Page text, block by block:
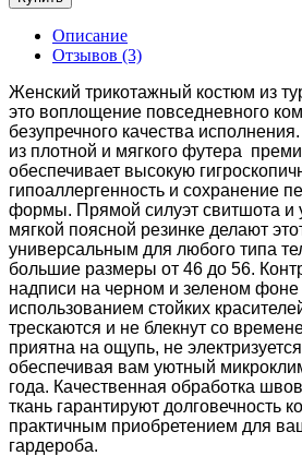
Описание
Отзывов (3)
Женский трикотажный костюм из
это воплощение повседневного
безупречного качества
из плотной и мягкого футера
обеспечивает высокую
гипоаллергенность и сохранение
формы. Прямой силуэт свитшота и
мягкой поясной резинке делают
универсальным для любого типа
большие размеры от 46 до 56.
надписи на черном и зеленом
использованием стойких
трескаются и не блекнут со
приятна на ощупь, не
обеспечивая вам уютный
года. Качественная обработка
ткань гарантируют долговечность
практичным приобретением для
гардероба.